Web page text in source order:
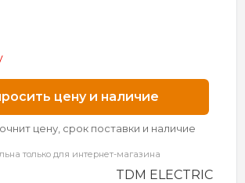
цену и наличие
цену, срок поставки и наличие
только для интернет-магазина
TDM ELECTRIC